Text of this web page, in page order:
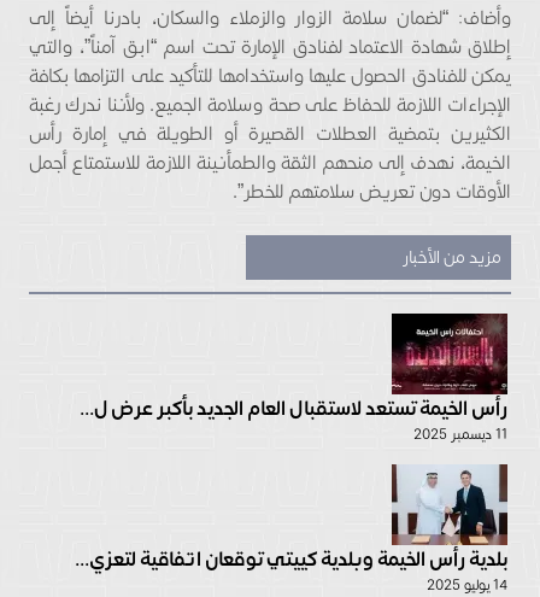
وأضاف: “لضمان سلامة الزوار والزملاء والسكان، بادرنا أيضاً إلى
إطلاق شهادة الاعتماد لفنادق الإمارة تحت اسم “ابق آمناً”، والتي
يمكن للفنادق الحصول عليها واستخدامها للتأكيد على التزامها بكافة
الإجراءات اللازمة للحفاظ على صحة وسلامة الجميع. ولأننا ندرك رغبة
الكثيرين بتمضية العطلات القصيرة أو الطويلة في إمارة رأس
الخيمة، نهدف إلى منحهم الثقة والطمأنينة اللازمة للاستمتاع أجمل
الأوقات دون تعريض سلامتهم للخطر”.
مزيد من الأخبار
رأس الخيمة تستعد لاستقبال العام الجديد بأكبر عرض ل...
11 ديسمبر 2025
بلدية رأس الخيمة وبلدية كييتي توقعان اتفاقية لتعزي...
14 يوليو 2025